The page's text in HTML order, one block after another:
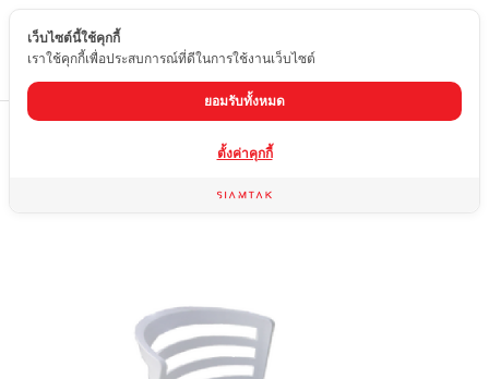
TH
เก้าอี้ XH-8100 เทา
เว็บไซต์นี้ใช้คุกกี้
เราใช้คุกกี้เพื่อประสบการณ์ที่ดีในการใช้งานเว็บไซต์
ยอมรับทั้งหมด
ตั้งค่าคุกกี้